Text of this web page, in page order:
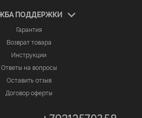
ПОДДЕРЖКИ
Гарантия
Возврат товара
Инструкции
Ответы на вопросы
Оставить отзыв
Договор оферты